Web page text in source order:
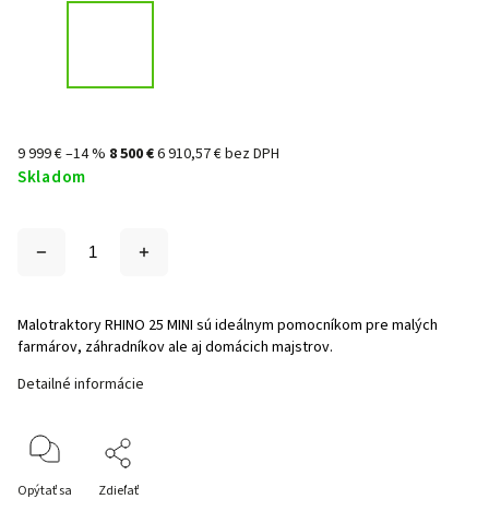
9 999 €–14 % 8 500 €6 910,57 € bez DPH
Skladom
Malotraktory RHINO 25 MINI sú ideálnym pomocníkom pre malých
farmárov, záhradníkov ale aj domácich majstrov.
Detailné informácie
Opýtať sa Zdieľať